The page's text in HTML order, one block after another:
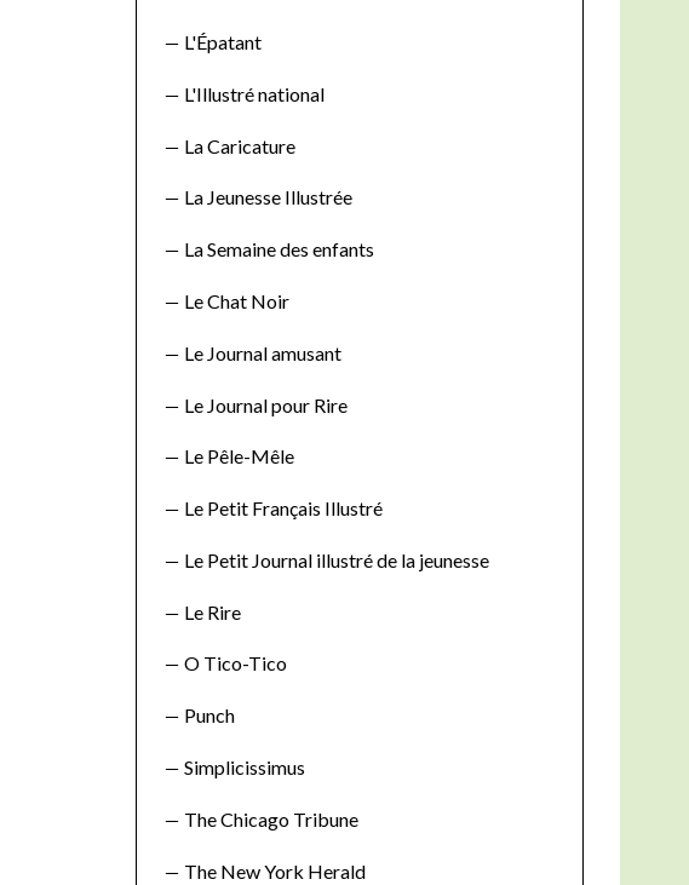
L'Épatant
L'Illustré national
La Caricature
La Jeunesse Illustrée
La Semaine des enfants
Le Chat Noir
Le Journal amusant
Le Journal pour Rire
Le Pêle-Mêle
Le Petit Français Illustré
Le Petit Journal illustré de la jeunesse
Le Rire
O Tico-Tico
Punch
Simplicissimus
The Chicago Tribune
The New York Herald